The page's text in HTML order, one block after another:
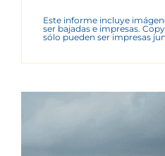
Este informe incluye
ser bajadas e impresas.
sólo pueden ser impresas